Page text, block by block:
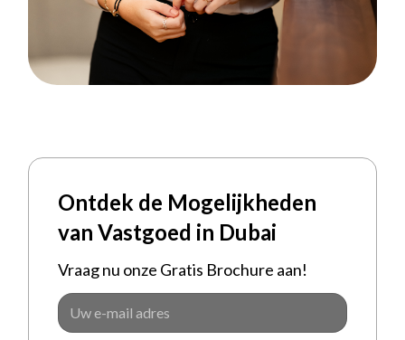
Ontdek de Mogelijkheden
van Vastgoed in Dubai
Vraag nu onze Gratis Brochure aan!